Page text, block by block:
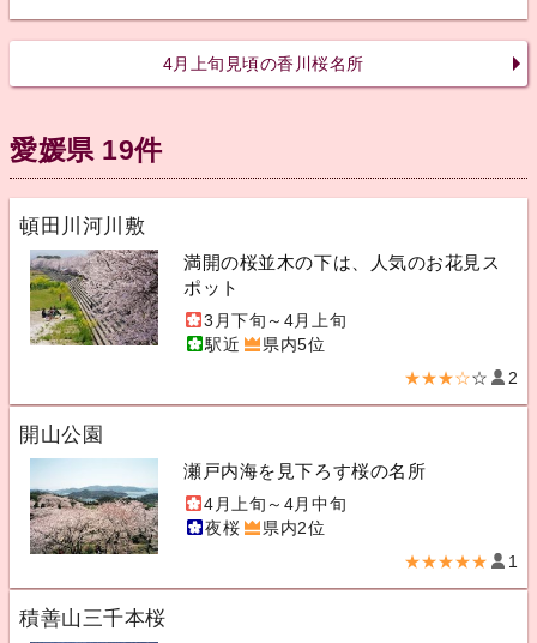
4月上旬見頃の香川桜名所
愛媛県 19件
頓田川河川敷
満開の桜並木の下は、人気のお花見ス
ポット
3月下旬～4月上旬
駅近
県内5位
★★★☆☆ 2
開山公園
瀬戸内海を見下ろす桜の名所
4月上旬～4月中旬
夜桜
県内2位
★★★★★ 1
積善山三千本桜